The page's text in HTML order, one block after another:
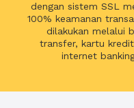
dengan sistem SSL
100% keamanan
dilakukan melalui
transfer, kartu
internet